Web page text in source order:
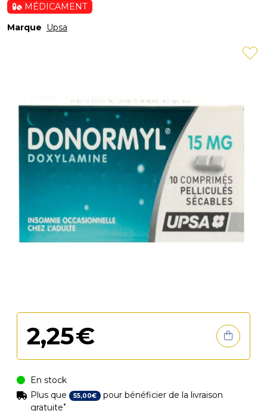
MÉDICAMENT
Marque Upsa
2,25€
En stock
Plus que
55,00€ pour bénéficier de la livraison
gratuite*